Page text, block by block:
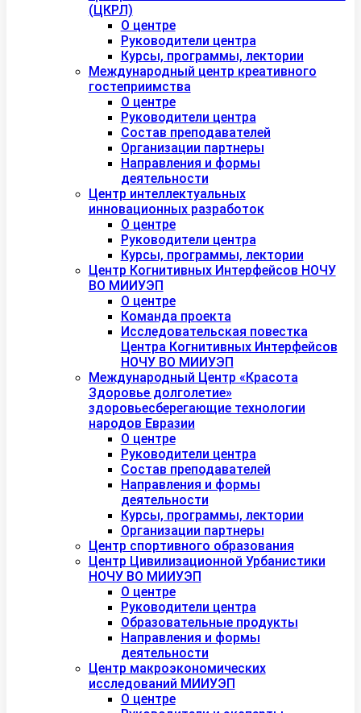
(ЦКРЛ)
О центре
Руководители центра
Курсы, программы, лектории
Международный центр креативного
гостеприимства
О центре
Руководители центра
Состав преподавателей
Организации партнеры
Направления и формы
деятельности
Центр интеллектуальных
инновационных разработок
О центре
Руководители центра
Курсы, программы, лектории
Центр Когнитивных Интерфейсов НОЧУ
ВО МИИУЭП
О центре
Команда проекта
Исследовательская повестка
Центра Когнитивных Интерфейсов
НОЧУ ВО МИИУЭП
Международный Центр «Красота
Здоровье долголетие»
здоровьесберегающие технологии
народов Евразии
О центре
Руководители центра
Состав преподавателей
Направления и формы
деятельности
Курсы, программы, лектории
Организации партнеры
Центр спортивного образования
Центр Цивилизационной Урбанистики
НОЧУ ВО МИИУЭП
О центре
Руководители центра
Образовательные продукты
Направления и формы
деятельности
Центр макроэкономических
исследований МИИУЭП
О центре